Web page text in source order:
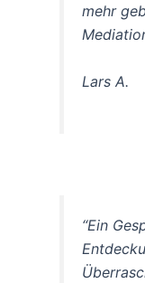
mehr
Lars A.
“Ein